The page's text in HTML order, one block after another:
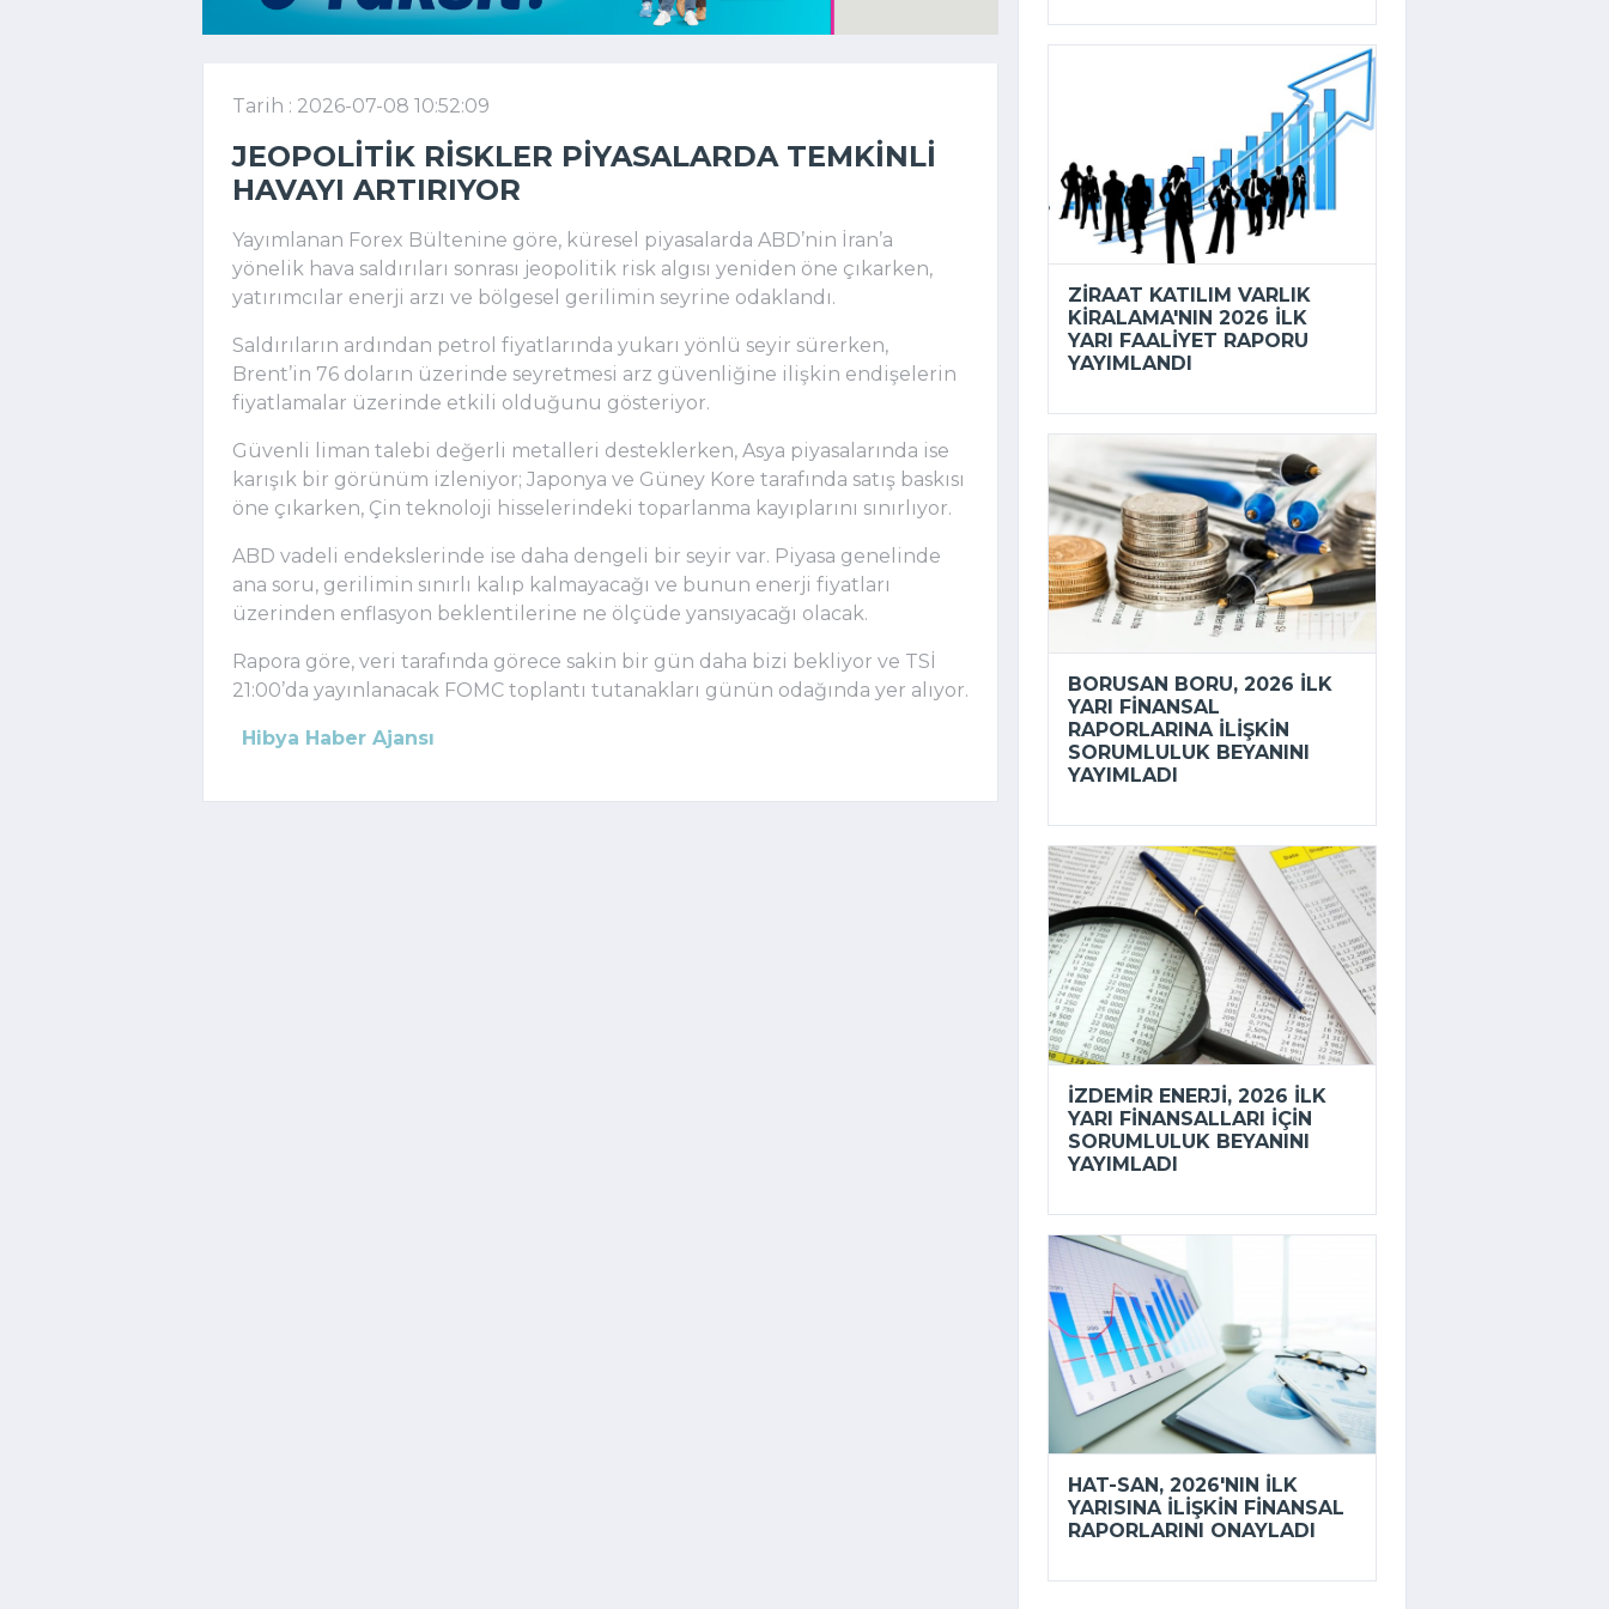
Tarih : 2026-07-08 10:52:09
JEOPOLITIK RISKLER PIYASALARDA TEMKINLI
HAVAYI ARTIRIYOR
Yayımlanan Forex Bültenine göre, küresel piyasalarda ABD’nin İran’a
yönelik hava saldırıları sonrası jeopolitik risk algısı yeniden öne çıkarken,
yatırımcılar enerji arzı ve bölgesel gerilimin seyrine odaklandı.
Saldırıların ardından petrol fiyatlarında yukarı yönlü seyir sürerken,
Brent’in 76 doların üzerinde seyretmesi arz güvenliğine ilişkin endişelerin
fiyatlamalar üzerinde etkili olduğunu gösteriyor.
Güvenli liman talebi değerli metalleri desteklerken, Asya piyasalarında ise
karışık bir görünüm izleniyor; Japonya ve Güney Kore tarafında satış baskısı
öne çıkarken, Çin teknoloji hisselerindeki toparlanma kayıplarını sınırlıyor.
ABD vadeli endekslerinde ise daha dengeli bir seyir var. Piyasa genelinde
ana soru, gerilimin sınırlı kalıp kalmayacağı ve bunun enerji fiyatları
üzerinden enflasyon beklentilerine ne ölçüde yansıyacağı olacak.
Rapora göre, veri tarafında görece sakin bir gün daha bizi bekliyor ve TSİ
21:00’da yayınlanacak FOMC toplantı tutanakları günün odağında yer alıyor.
Hibya Haber Ajansı
ZIRAAT KATILIM VARLIK
KIRALAMA'NIN 2026 ILK
YARI FAALIYET RAPORU
YAYIMLANDI
BORUSAN BORU, 2026 ILK
YARI FINANSAL
RAPORLARINA ILIŞKIN
SORUMLULUK BEYANINI
YAYIMLADI
İZDEMİR ENERJI, 2026 ILK
YARI FINANSALLARI IÇIN
SORUMLULUK BEYANINI
YAYIMLADI
HAT-SAN, 2026'NIN ILK
YARISINA ILIŞKIN FINANSAL
RAPORLARINI ONAYLADI